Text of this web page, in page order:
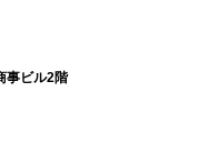
事ビル2階